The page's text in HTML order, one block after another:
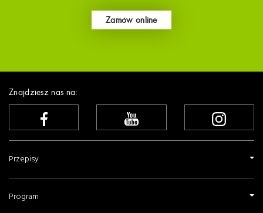
Zamów online
Znajdziesz nas na:
Przepisy
Program